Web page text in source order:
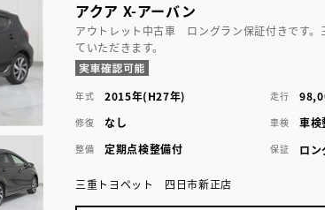
アクア X-アーバン
アウトレット中古車 ロングラン保証付きです。
ていただきます。
年式 2015年(H27年) 走行
修復 なし 車検 車検
整備 定期点検整備付 保証 ロン
三重トヨペット 四日市新正店